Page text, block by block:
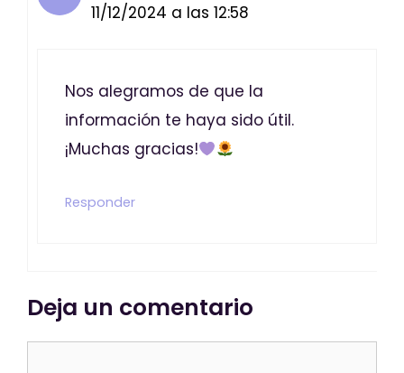
11/12/2024 a las 12:58
Nos alegramos de que la
información te haya sido útil.
¡Muchas gracias!
Responder
Deja un comentario